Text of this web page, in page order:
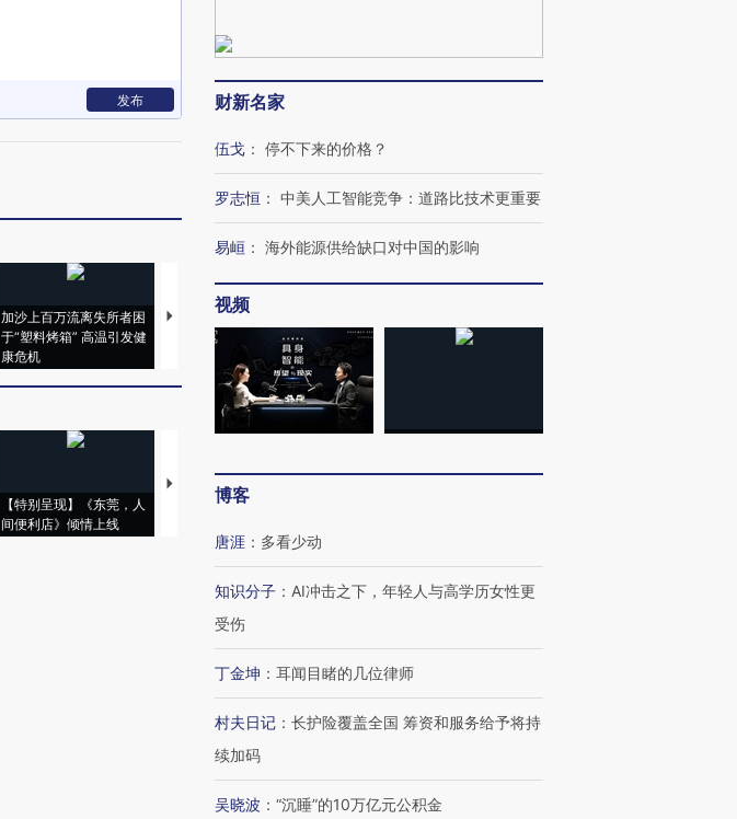
发布
加沙上百万流离失所者困
于“塑料烤箱” 高温引发健
康危机
马航飞行员跨国走私7万
粒摇头丸 尿检体内含3种
术：是什么让中产们甘
【特别呈现】《东莞，人
间便利店》倾情上线
【推广】走进第四届链博
会，让数智科技“链”接产
财新名家
伍戈 ： 停不下来的价格？
罗志恒 ： 中美人工智能竞争：道路比技术更重要
易峘 ： 海外能源供给缺口对中国的影响
视频
博客
唐涯 ： 多看少动
知识分子 ： AI冲击之下，年轻人与高学历女性更
受伤
丁金坤 ： 耳闻目睹的几位律师
村夫日记 ： 长护险覆盖全国 筹资和服务给予将持
续加码
吴晓波 ： “沉睡”的10万亿元公积金